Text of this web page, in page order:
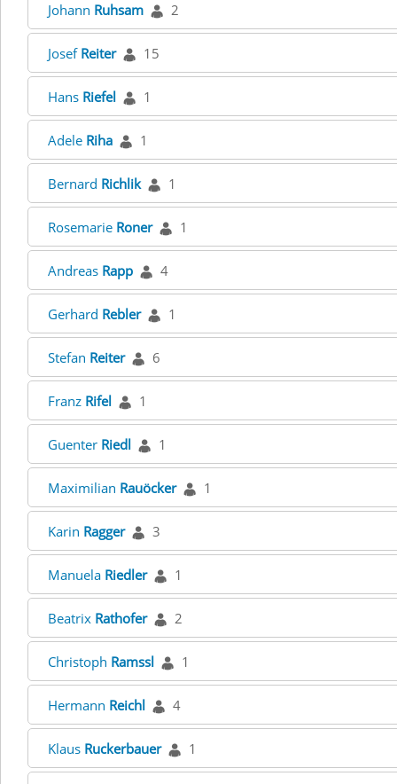
Johann Ruhsam 2
Josef Reiter 15
Hans Riefel 1
Adele Riha 1
Bernard Richlik 1
Rosemarie Roner 1
Andreas Rapp 4
Gerhard Rebler 1
Stefan Reiter 6
Franz Rifel 1
Guenter Riedl 1
Maximilian Rauöcker 1
Karin Ragger 3
Manuela Riedler 1
Beatrix Rathofer 2
Christoph Ramssl 1
Hermann Reichl 4
Klaus Ruckerbauer 1